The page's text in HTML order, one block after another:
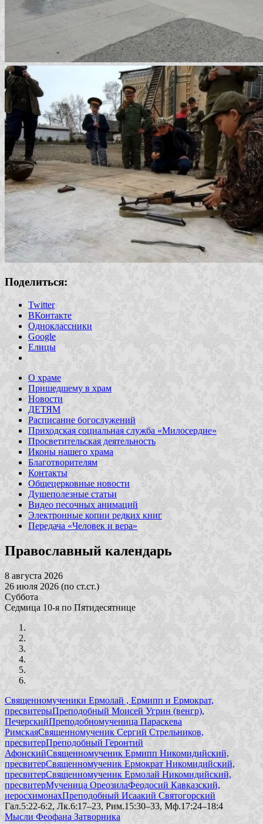
Поделиться:
Twitter
ВКонтакте
Одноклассники
Google
Елицы
О храме
Пришедшему в храм
Новости
ДЕТЯМ
Расписание богослужений
Приходская социальная служба «Милосердие»
Просветительская деятельность
Иконы нашего храма
Благотворителям
Контакты
Общецерковные новости
Душеполезные статьи
Видео песочных анимаций
Электронные копии редких книг
Передача «Человек и вера»
Православный календарь
8 августа 2026
26 июля 2026 (по ст.ст.)
Суббота
Седмица 10-я по Пятидесятнице
Священномученики Ермолай , Ермипп и Ермократ,
пресвитерыПреподобный Моисей Угрин (венгр),
ПечерскийПреподобномученица Параскева
РимскаяСвященномученик Сергий Стрельников,
пресвитерПреподобный Геронтий
АфонскийСвященномученик Ермипп Никомидийский,
пресвитерСвященномученик Ермократ Никомидийский,
пресвитерСвященномученик Ермолай Никомидийский,
пресвитерМученица ОреозилаФеодосий Кавказский,
иеросхимонахПреподобный Исаакий Святогорский
Гал.5:22-6:2, Лк.6:17–23, Рим.15:30–33, Мф.17:24–18:4
Мысли Феофана Затворника